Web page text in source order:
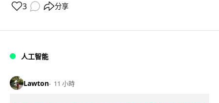
3 分享
人工智能
Lawton 11 小時